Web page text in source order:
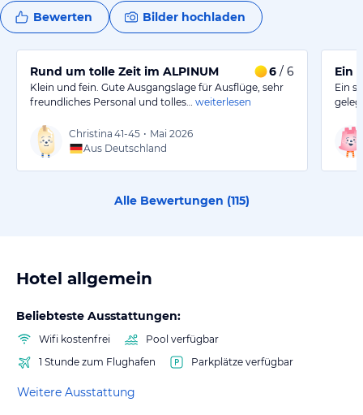
Bewerten Bilder hochladen
Rund um tolle Zeit im ALPINUM 6 / 6
Klein und fein. Gute Ausgangslage für Ausflüge, sehr
freundliches Personal und tolles…
weiterlesen
Christina 41-45 • Mai 2026
Aus Deutschland
Ein
Ein
Alle Bewertungen (115)
Hotel allgemein
Beliebteste Ausstattungen:
Wifi kostenfrei
Pool verfügbar
1 Stunde zum Flughafen
Parkplätze verfügbar
Weitere Ausstattung